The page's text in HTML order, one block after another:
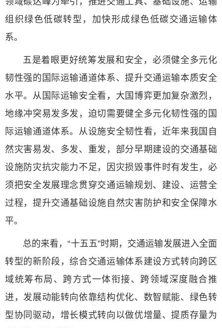
组织绿色低碳转型，加快形成绿色低碳交通运输体
系。
五是着眼更好统筹发展和安全，必须健全多元化
韧性强的国际运输通道体系、提升交通运输本质安全
水平。从国际运输安全看，大国博弈更加复杂激烈，
地缘冲突易发多发，迫切需要健全多元化韧性强的国
际运输通道体系。从设施安全韧性看，近年来我国自
然灾害易发、多发、重发，部分早期建设的交通基础
设施防灾抗灾能力不足，因灾损毁事件时有发生，必
须把安全发展理念贯穿交通运输规划、建设、运营全
过程，提升交通基础设施自然灾害防护和安全保障水
平。
总的来看，“十五五”时期，交通运输发展进入全面
转型的新阶段，综合交通运输体系建设方式转向跨区
域统筹布局、跨方式一体衔接、跨领域深度融合推
进，发展动能转向依靠结构优化、数智赋能、绿色转
型协同驱动，增长模式转向以做优增量、提质存量为